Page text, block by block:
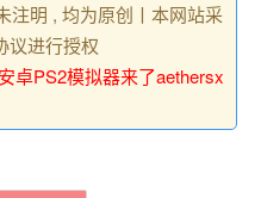
注明 , 均为原创丨本网站采
议进行授权
卓PS2模拟器来了aethersx